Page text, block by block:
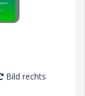
Bild rechts